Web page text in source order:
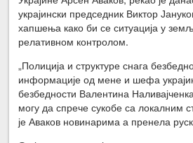
украјински председник Виктор
хапшења како би се ситуација у
релативном контролом.
„Полиција и структуре снага
информације од мене и шефа
безбедности Валентина
могу да спрече сукобе са локалним
је Аваков новинарима а пренела